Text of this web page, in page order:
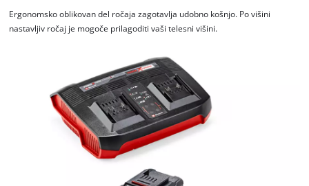
Ergonomsko oblikovan del ročaja zagotavlja udobno košnjo. Po višini
nastavljiv ročaj je mogoče prilagoditi vaši telesni višini.